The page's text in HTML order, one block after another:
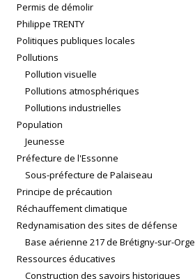
Permis de démolir
Philippe TRENTY
Politiques publiques locales
Pollutions
Pollution visuelle
Pollutions atmosphériques
Pollutions industrielles
Population
Jeunesse
Préfecture de l'Essonne
Sous-préfecture de Palaiseau
Principe de précaution
Réchauffement climatique
Redynamisation des sites de défense
Base aérienne 217 de Brétigny-sur-Orge
Ressources éducatives
Construction des savoirs historiques